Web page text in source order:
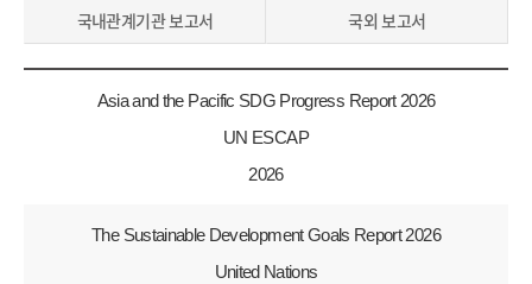
국내관계기관 보고서
국외 보고서
Asia and the Pacific SDG Progress Report 2026
UN ESCAP
2026
The Sustainable Development Goals Report 2026
United Nations